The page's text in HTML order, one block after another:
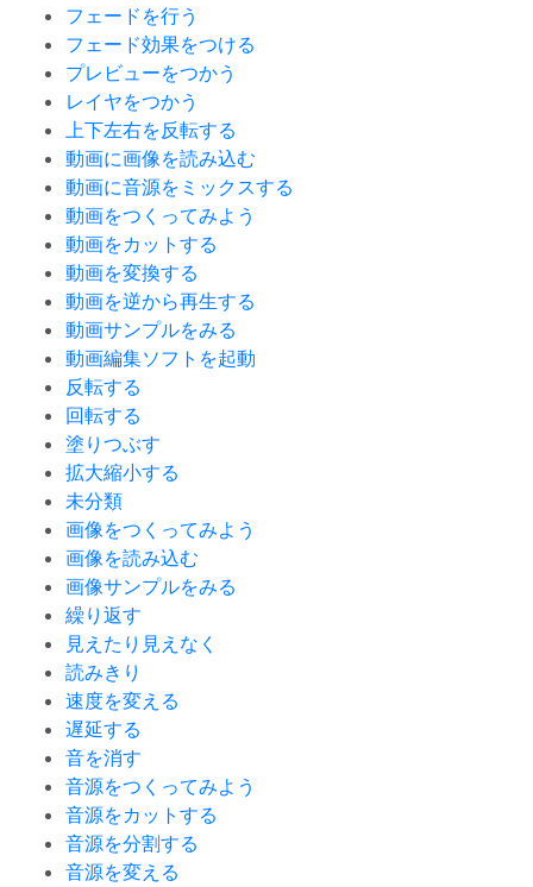
フェードを行う
フェード効果をつける
プレビューをつかう
レイヤをつかう
上下左右を反転する
動画に画像を読み込む
動画に音源をミックスする
動画をつくってみよう
動画をカットする
動画を変換する
動画を逆から再生する
動画サンプルをみる
動画編集ソフトを起動
反転する
回転する
塗りつぶす
拡大縮小する
未分類
画像をつくってみよう
画像を読み込む
画像サンプルをみる
繰り返す
見えたり見えなく
読みきり
速度を変える
遅延する
音を消す
音源をつくってみよう
音源をカットする
音源を分割する
音源を変える